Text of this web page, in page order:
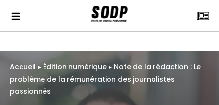
Accueil ▸ Édition numérique ▸ Note de la rédaction : Le
problème de la rémunération des journalistes
passionnés